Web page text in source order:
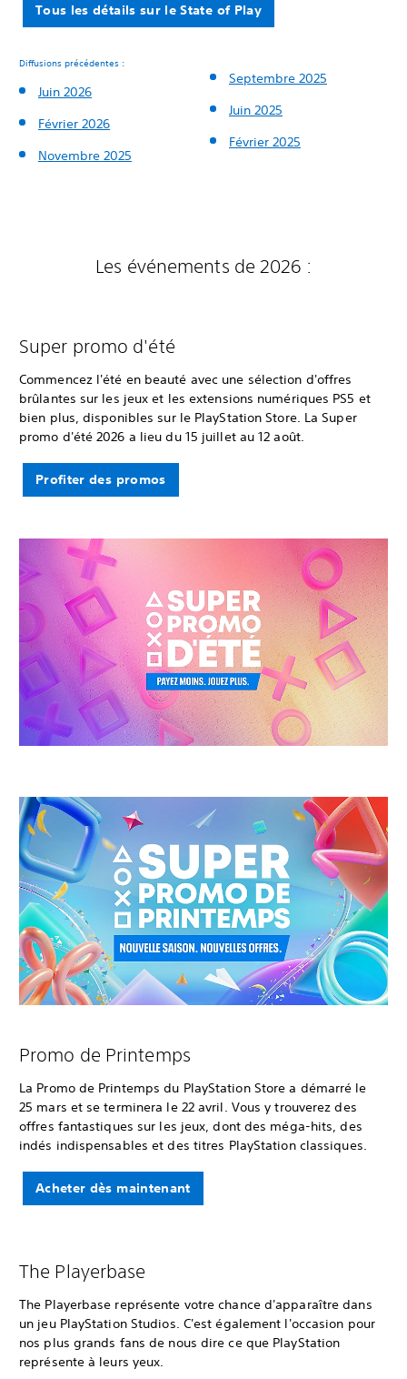
Tous les détails sur le State of Play
Diffusions précédentes :
Juin 2026
Février 2026
Novembre 2025
Septembre 2025
Juin 2025
Février 2025
Les événements de 2026 :
Super promo d'été
Commencez l'été en beauté avec une sélection d'offres
brûlantes sur les jeux et les extensions numériques PS5 et
bien plus, disponibles sur le PlayStation Store. La Super
promo d'été 2026 a lieu du 15 juillet au 12 août.
Profiter des promos
Promo de Printemps
La Promo de Printemps du PlayStation Store a démarré le
25 mars et se terminera le 22 avril. Vous y trouverez des
offres fantastiques sur les jeux, dont des méga-hits, des
indés indispensables et des titres PlayStation classiques.
Acheter dès maintenant
The Playerbase
The Playerbase représente votre chance d'apparaître dans
un jeu PlayStation Studios. C'est également l'occasion pour
nos plus grands fans de nous dire ce que PlayStation
représente à leurs yeux.